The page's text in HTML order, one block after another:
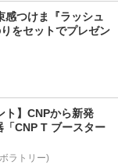
感つけま『ラッシュ
をセットでプレゼン
ト】CNPから新発
CNP T ブースター
ラトリー)